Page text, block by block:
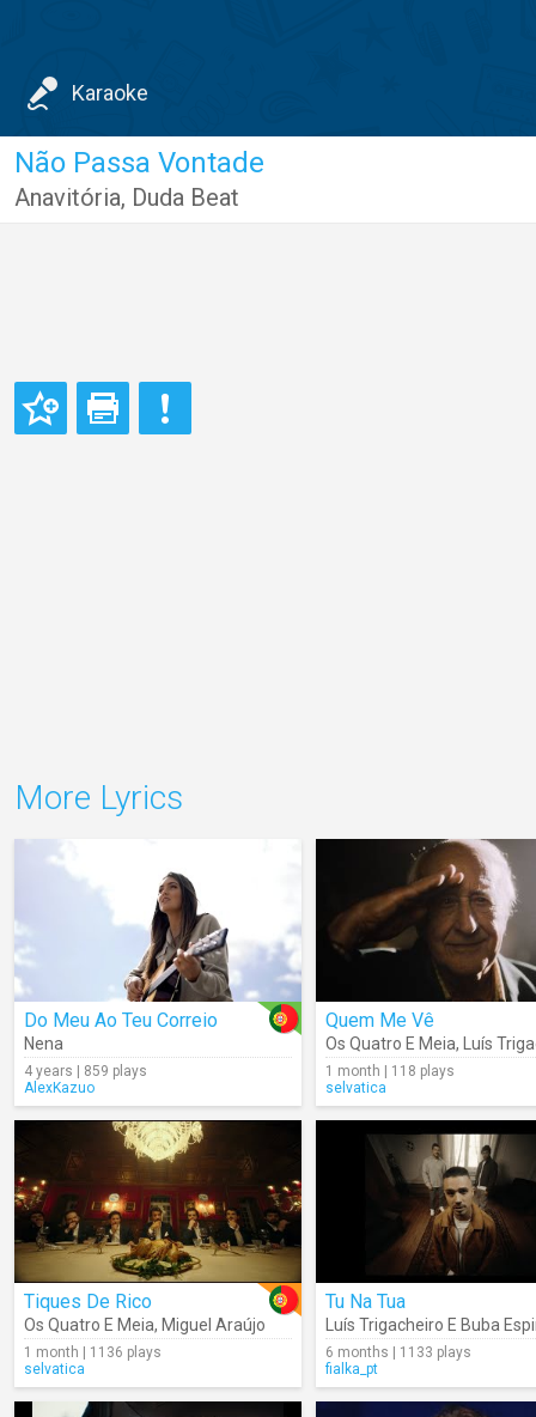
Karaoke
Não Passa Vontade
Anavitória, Duda Beat
More Lyrics
Do Meu Ao Teu Correio
Nena
4 years | 859 plays
AlexKazuo
Quem Me Vê
Os Quatro E Meia, Luís
1 month | 118 plays
selvatica
Tiques De Rico
Os Quatro E Meia, Miguel Araújo
1 month | 1136 plays
selvatica
Tu Na Tua
Luís Trigacheiro E Buba
6 months | 1133 plays
fialka_pt